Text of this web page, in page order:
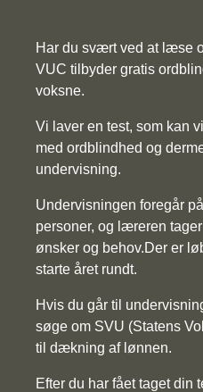
Har du svært ved at læse
VUC tilbyder gratis
voksne.
Vi laver en test, som kan
med ordblindhed og
undervisning.
Undervisningen foregår
personer, og læreren
ønsker og behov.Der er
starte året rundt.
Hvis du går til
søge om SVU (Statens
til dækning af lønnen.
Efter du har fået taget din